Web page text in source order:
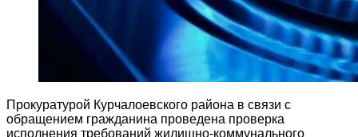
Прокуратурой Курчалоевского района в связи с
обращением гражданина проведена проверка
исполнения требований жилищно-коммунального